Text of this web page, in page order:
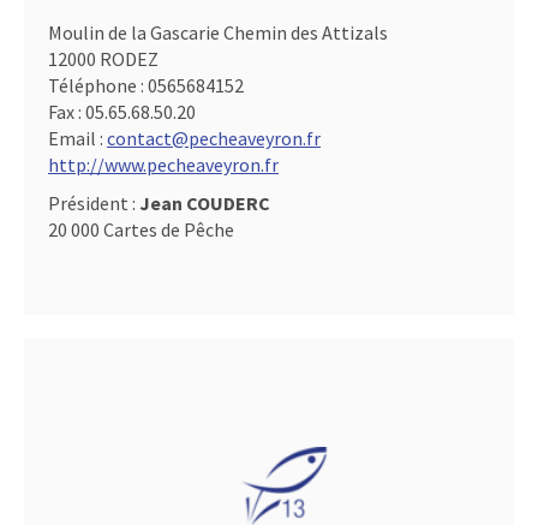
Moulin de la Gascarie Chemin des Attizals
12000 RODEZ
Téléphone : 0565684152
Fax : 05.65.68.50.20
Email : contact@pecheaveyron.fr
http://www.pecheaveyron.fr
Président : Jean COUDERC
20 000 Cartes de Pêche